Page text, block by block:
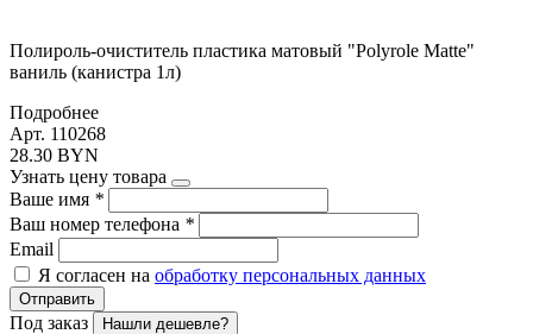
Полироль-очиститель пластика матовый "Polyrole Matte"
ваниль (канистра 1л)
Подробнее
Арт. 110268
28.30 BYN
Узнать цену товара
Ваше имя *
Ваш номер телефона *
Email
Я согласен на обработку персональных данных
Отправить
Под заказ
Нашли дешевле?